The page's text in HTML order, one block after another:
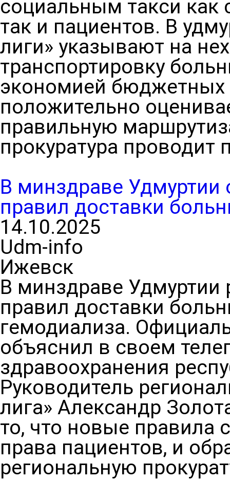
социальным такси как
так и пациентов. В
лиги» указывают на
транспортировку
экономией бюджетных
положительно
правильную
прокуратура проводит
В минздраве
правил доставки
14.10.2025
Udm-info
Ижевск
В минздраве Удмуртии
правил доставки
гемодиализа.
объяснил в своем
здравоохранения
Руководитель
лига» Александр
то, что новые
права пациентов, и
региональную